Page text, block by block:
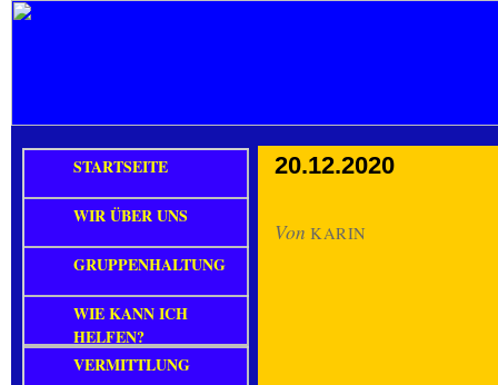
20.12.2020
Von KARIN
STARTSEITE
WIR ÜBER UNS
GRUPPENHALTUNG
WIE KANN ICH
HELFEN?
VERMITTLUNG